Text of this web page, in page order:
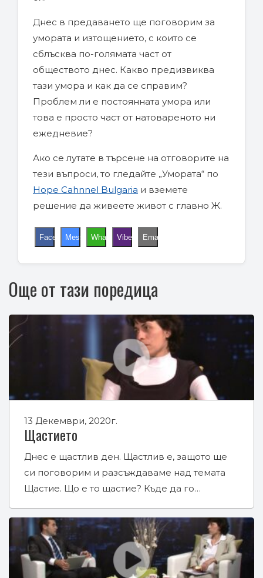
Днес в предаването ще поговорим за
умората и изтощението, с които се
сблъсква по-голямата част от
обществото днес. Какво предизвиква
тази умора и как да се справим?
Проблем ли е постоянната умора или
това е просто част от натовареното ни
ежедневие?
Ако се лутате в търсене на отговорите на
тези въпроси, то гледайте „Умората“ по
Hope Cahnnel Bulgaria и вземете
решение да живеете живот с главно Ж.
FacebookMessengerWhatsApp
Viber Email
Още от тази поредица
13 Декември, 2020г.
Щастието
Днес е щастлив ден. Щастлив е, защото ще
си поговорим и разсъждаваме над темата
Щастие. Що е то щастие? Къде да го…